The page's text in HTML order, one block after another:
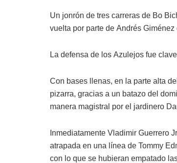
Un jonrón de tres carreras de Bo
vuelta por parte de Andrés
La defensa de los Azulejos fue
Con bases llenas, en la parte alta
pizarra, gracias a un batazo del
manera magistral por el jardinero
Inmediatamente Vladimir Guerrero
atrapada en una línea de Tommy
con lo que se hubieran empatado